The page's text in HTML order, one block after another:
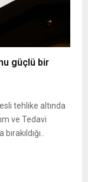
güçlü bir
tehlike altında
ve Tedavi